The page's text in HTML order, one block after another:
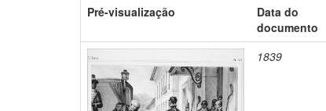
Pré-visualização
Data do
documento
1839